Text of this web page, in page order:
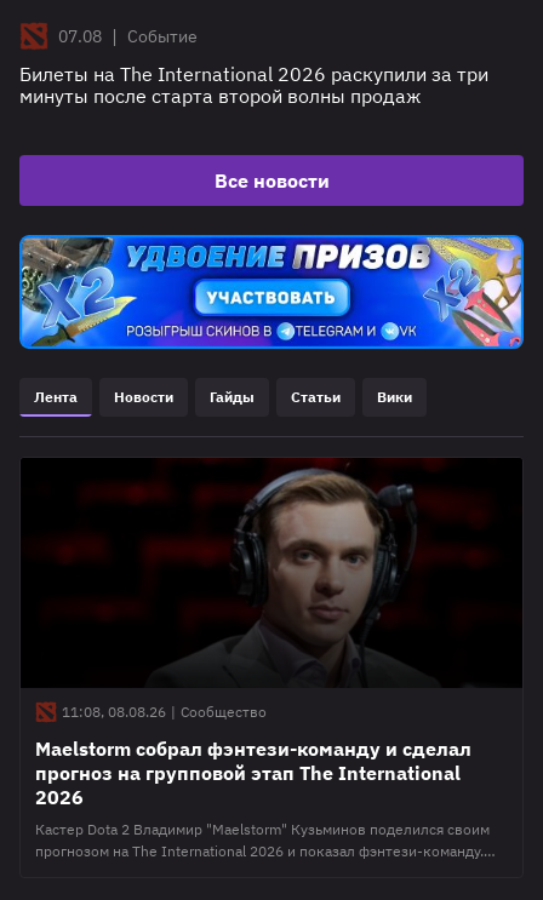
07.08 | Событие
Билеты на The International 2026 раскупили за три
минуты после старта второй волны продаж
Все новости
Лента Новости Гайды Статьи Вики
11:08, 08.08.26 | Сообщество
Maelstorm собрал фэнтези-команду и сделал
прогноз на групповой этап The International
2026
Кастер Dota 2 Владимир "Maelstorm" Кузьминов поделился своим
прогнозом на The International 2026 и показал фэнтези-команду.